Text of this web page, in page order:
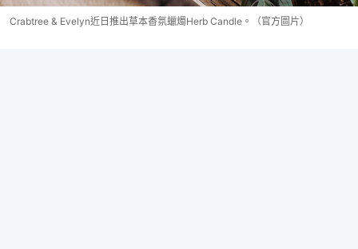
Crabtree & Evelyn近日推出草本香氛蠟燭Herb Candle。（官方圖片）